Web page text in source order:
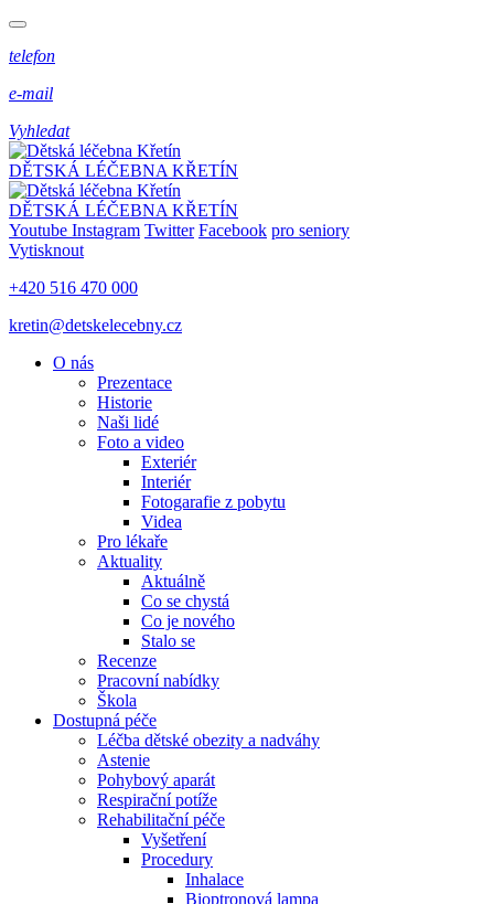
telefon
e-mail
Vyhledat
DĚTSKÁ LÉČEBNA KŘETÍN
DĚTSKÁ LÉČEBNA KŘETÍN
Youtube Instagram Twitter Facebook pro seniory
Vytisknout
+420 516 470 000
kretin@detskelecebny.cz
O nás
Prezentace
Historie
Naši lidé
Foto a video
Exteriér
Interiér
Fotogarafie z pobytu
Videa
Pro lékaře
Aktuality
Aktuálně
Co se chystá
Co je nového
Stalo se
Recenze
Pracovní nabídky
Škola
Dostupná péče
Léčba dětské obezity a nadváhy
Astenie
Pohybový aparát
Respirační potíže
Rehabilitační péče
Vyšetření
Procedury
Inhalace
Bioptronová lampa